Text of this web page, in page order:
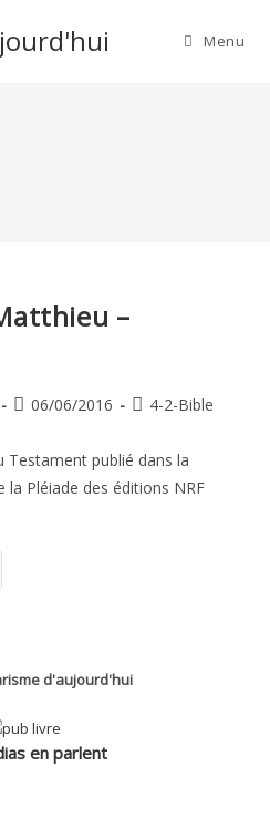
Menu
–
Publication
06/06/2016
Post4-2-Bible
Testament publié dans la
Pléiade des éditions NRF
d'aujourd'hui
en parlent